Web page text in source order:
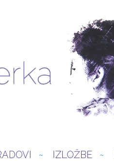
IZLOŽBE